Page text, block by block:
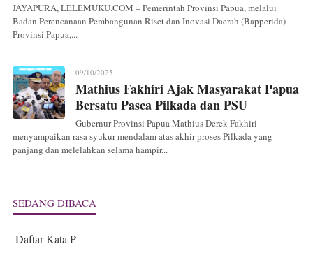
JAYAPURA, LELEMUKU.COM – Pemerintah Provinsi Papua, melalui
Badan Perencanaan Pembangunan Riset dan Inovasi Daerah (Bapperida)
Provinsi Papua,...
09/10/2025
Mathius Fakhiri Ajak Masyarakat Papua
Bersatu Pasca Pilkada dan PSU
Gubernur Provinsi Papua Mathius Derek Fakhiri
menyampaikan rasa syukur mendalam atas akhir proses Pilkada yang
panjang dan melelahkan selama hampir...
SEDANG DIBACA
Daftar Kata P